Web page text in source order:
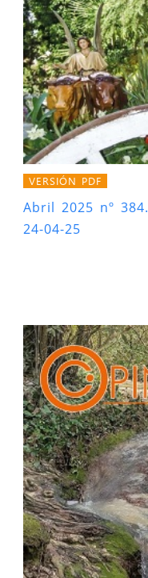
VERSIÓN PDF
Abril 2025 nº 384.
24-04-25